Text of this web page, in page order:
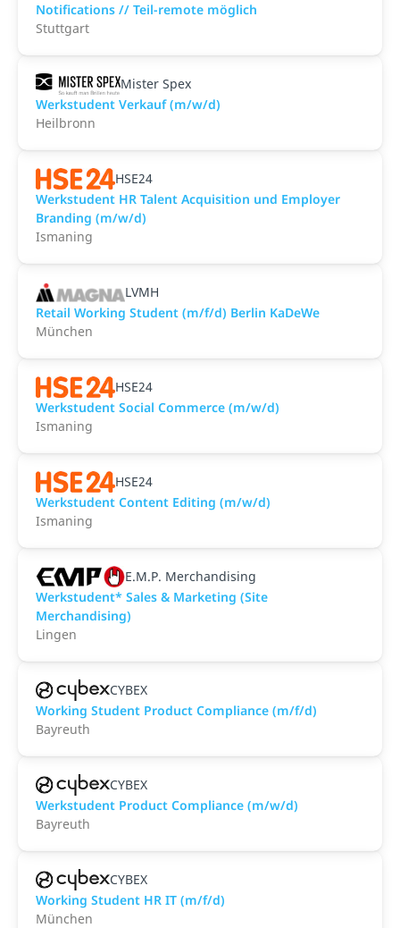
Notifications // Teil-remote möglich
Stuttgart
Mister Spex
Werkstudent Verkauf (m/w/d)
Heilbronn
HSE24
Werkstudent HR Talent Acquisition und Employer
Branding (m/w/d)
Ismaning
LVMH
Retail Working Student (m/f/d) Berlin KaDeWe
München
HSE24
Werkstudent Social Commerce (m/w/d)
Ismaning
HSE24
Werkstudent Content Editing (m/w/d)
Ismaning
E.M.P. Merchandising
Werkstudent* Sales & Marketing (Site
Merchandising)
Lingen
CYBEX
Working Student Product Compliance (m/f/d)
Bayreuth
CYBEX
Werkstudent Product Compliance (m/w/d)
Bayreuth
CYBEX
Working Student HR IT (m/f/d)
München